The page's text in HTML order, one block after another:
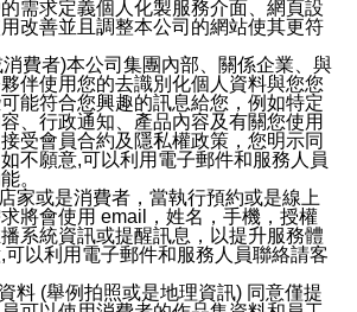
需求定義個人化製服務介面、網頁設
改善並且調整本公司的網站使其更符
費者)本公司集團內部、關係企業、與
伴使用您的去識別化個人資料與您您
能符合您興趣的訊息給您，例如特定
、行政通知、產品內容及有關您使用
受會員合約及隱私權政策，您明示同
不願意,可以利用電子郵件和服務人員
。
家或是消費者，當執行預約或是線上
將會使用 email，姓名，手機，授權
系統資訊或提醒訊息，以提升服務體
以利用電子郵件和服務人員聯絡請客
料 (舉例拍照或是地理資訊) 同意僅提